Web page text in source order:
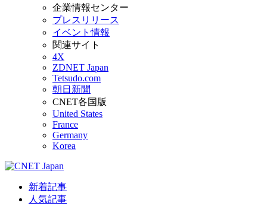
企業情報センター
プレスリリース
イベント情報
関連サイト
4X
ZDNET Japan
Tetsudo.com
朝日新聞
CNET各国版
United States
France
Germany
Korea
新着記事
人気記事